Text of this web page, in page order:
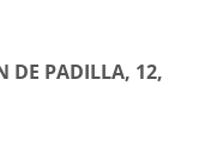
DE PADILLA, 12,